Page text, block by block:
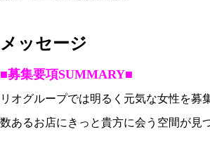
メッセージ
■募集要項SUMMARY■
リオグループでは明るく元気な女性を募
数あるお店にきっと貴方に会う空間が見